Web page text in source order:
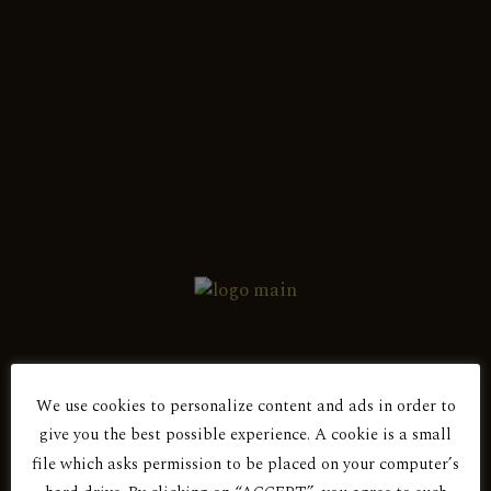
Είσαι άνω των 18 ετών;
Επικοινωνία
We use cookies to personalize content and ads in order to
give you the best possible experience. A cookie is a small
file which asks permission to be placed on your computer’s